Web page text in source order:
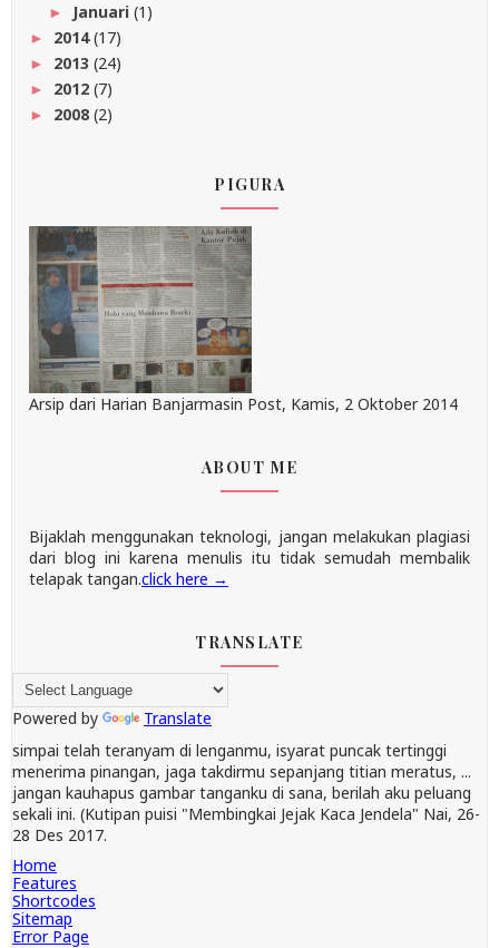
► Januari (1)
► 2014(17)
► 2013 (24)
► 2012 (7)
► 2008 (2)
PIGURA
Arsip dari Harian Banjarmasin Post, Kamis, 2 Oktober 2014
ABOUT ME
Bijaklah menggunakan teknologi, jangan melakukan plagiasi
dari blog ini karena menulis itu tidak semudah membalik
telapak tangan.click here →
TRANSLATE
Powered by
Translate
simpai telah teranyam di lenganmu, isyarat puncak tertinggi
menerima pinangan, jaga takdirmu sepanjang titian meratus, ...
jangan kauhapus gambar tanganku di sana, berilah aku peluang
sekali ini. (Kutipan puisi "Membingkai Jejak Kaca Jendela" Nai, 26-
28 Des 2017.
Home
Features
Shortcodes
Sitemap
Error Page